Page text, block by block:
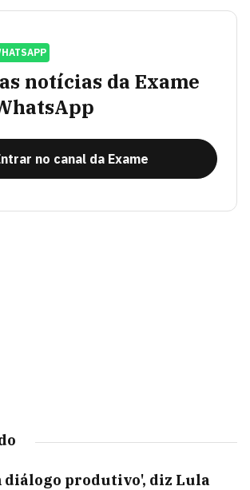
notícias da Exame
no canal da Exame
diálogo produtivo', diz Lula